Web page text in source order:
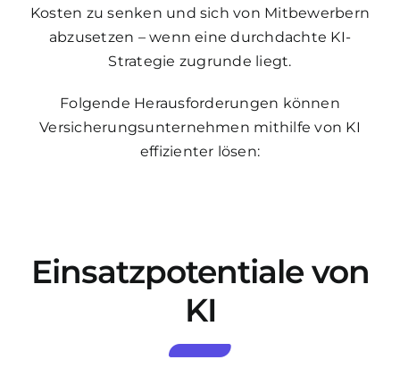
Kosten zu senken und sich von Mitbewerbern
abzusetzen – wenn eine durchdachte KI-
Strategie zugrunde liegt.
Folgende Herausforderungen können
Versicherungsunternehmen mithilfe von KI
effizienter lösen:
Einsatzpotentiale von
KI